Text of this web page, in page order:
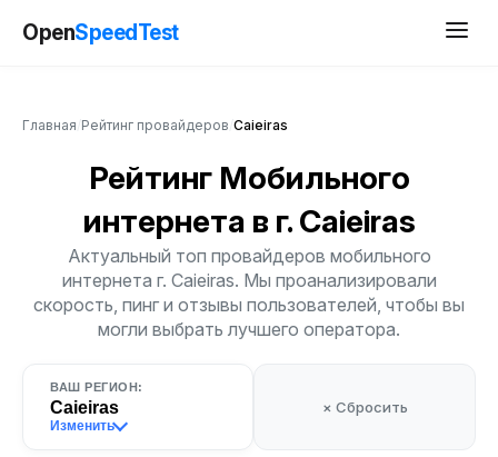
OpenSpeedTest
Главная Рейтинг провайдеров Caieiras
Рейтинг Мобильного
интернета в г. Caieiras
Актуальный топ провайдеров мобильного
интернета г. Caieiras. Мы проанализировали
скорость, пинг и отзывы пользователей, чтобы вы
могли выбрать лучшего оператора.
ВАШ РЕГИОН:
Caieiras
Изменить
× Сбросить